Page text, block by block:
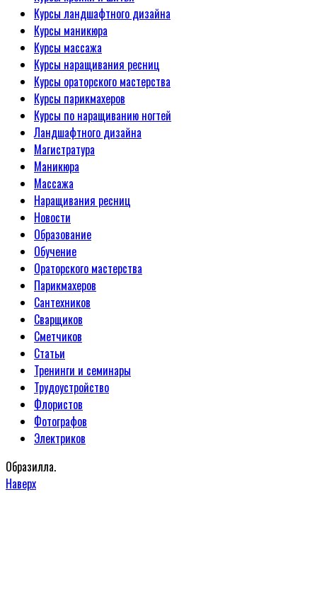
Курсы ландшафтного дизайна
Курсы маникюра
Курсы массажа
Курсы наращивания ресниц
Курсы ораторского мастерства
Курсы парикмахеров
Курсы по наращиванию ногтей
Ландшафтного дизайна
Магистратура
Маникюра
Массажа
Наращивания ресниц
Новости
Образование
Обучение
Ораторского мастерства
Парикмахеров
Сантехников
Сварщиков
Сметчиков
Статьи
Тренинги и семинары
Трудоустройство
Флористов
Фотографов
Электриков
Образилла.
Наверх